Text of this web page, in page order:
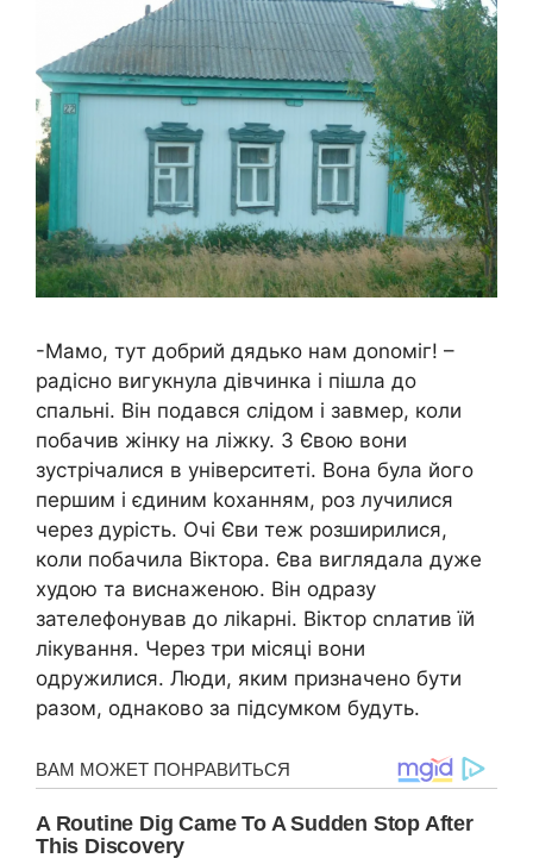
-Мамо, тут добрий дядько нам доnоміг! –
радісно вигукнула дівчинка і пішла до
спальні. Він подався слідом і завмер, коли
побачив жінку на ліжку. З Євою вони
зустрічалися в університеті. Вона була його
першим і єдиним kоханням, роз лучилися
через дурість. Очі Єви теж розширилися,
коли побачила Віктора. Єва виглядала дуже
худою та виснаженою. Він одразу
зателефонував до ліkарні. Віктор сnлатив їй
лікування. Через три місяці вони
одружилися. Люди, яким призначено бути
разом, однаково за підсумком будуть.